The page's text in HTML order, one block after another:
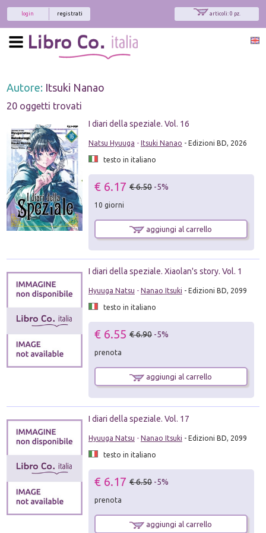
articoli: 0 pz.
registrati
login
Autore: Itsuki Nanao
20 oggetti trovati
I diari della speziale. Vol. 16
Natsu Hyuuga - Itsuki Nanao - Edizioni BD, 2026
testo in italiano
€ 6.17 € 6.50 -5%
10 giorni
aggiungi al carrello
I diari della speziale. Xiaolan's story. Vol. 1
Hyuuga Natsu - Nanao Itsuki - Edizioni BD, 2099
testo in italiano
€ 6.55 € 6.90 -5%
prenota
aggiungi al carrello
I diari della speziale. Vol. 17
Hyuuga Natsu - Nanao Itsuki - Edizioni BD, 2099
testo in italiano
€ 6.17 € 6.50 -5%
prenota
aggiungi al carrello